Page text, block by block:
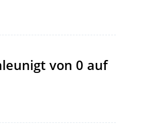
von 0 auf